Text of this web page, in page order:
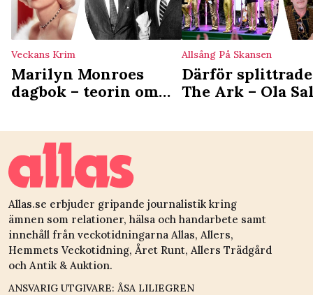
Veckans Krim
Marilyn Monroes
dagbok – teorin om
död
Allsång På Skansen
Därför
The Ark – Ola
återföreningen
Allas.se erbjuder gripande journalistik kring
ämnen som relationer, hälsa och handarbete samt
innehåll från veckotidningarna Allas, Allers,
Hemmets Veckotidning, Året Runt, Allers Trädgård
och Antik & Auktion.
ANSVARIG UTGIVARE: ÅSA LILIEGREN